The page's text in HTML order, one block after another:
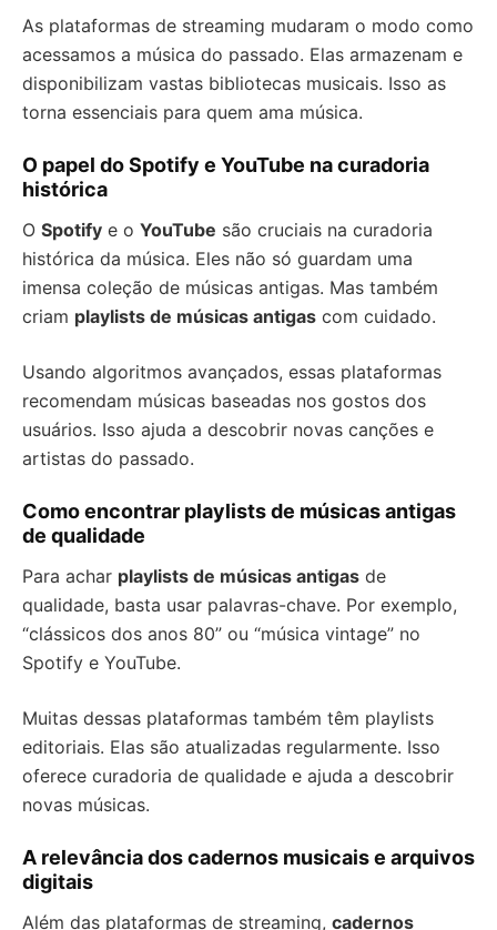
As plataformas de streaming mudaram o modo como
acessamos a música do passado. Elas armazenam e
disponibilizam vastas bibliotecas musicais. Isso as
torna essenciais para quem ama música.
O papel do Spotify e YouTube na curadoria
histórica
O Spotify e o YouTube são cruciais na curadoria
histórica da música. Eles não só guardam uma
imensa coleção de músicas antigas. Mas também
criam playlists de músicas antigas com cuidado.
Usando algoritmos avançados, essas plataformas
recomendam músicas baseadas nos gostos dos
usuários. Isso ajuda a descobrir novas canções e
artistas do passado.
Como encontrar playlists de músicas antigas
de qualidade
Para achar playlists de músicas antigas de
qualidade, basta usar palavras-chave. Por exemplo,
“clássicos dos anos 80” ou “música vintage” no
Spotify e YouTube.
Muitas dessas plataformas também têm playlists
editoriais. Elas são atualizadas regularmente. Isso
oferece curadoria de qualidade e ajuda a descobrir
novas músicas.
A relevância dos cadernos musicais e arquivos
digitais
Além das plataformas de streaming, cadernos